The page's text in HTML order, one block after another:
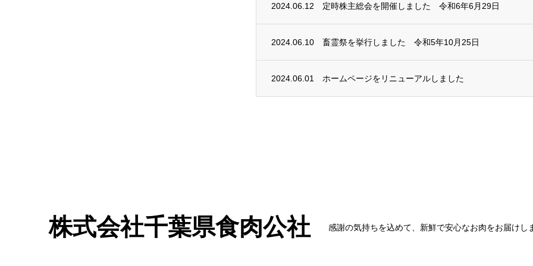
2024.06.12 定時株主総会を開催しました 令和6年6月29日
2024.06.10 畜霊祭を挙行しました 令和5年10月25日
2024.06.01 ホームページをリニューアルしました
株式会社千葉県食肉公社 感謝の気持ちを込めて、新鮮で安心なお肉をお届けし